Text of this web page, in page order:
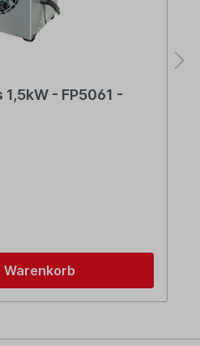
- FP5061 -
Warenkorb